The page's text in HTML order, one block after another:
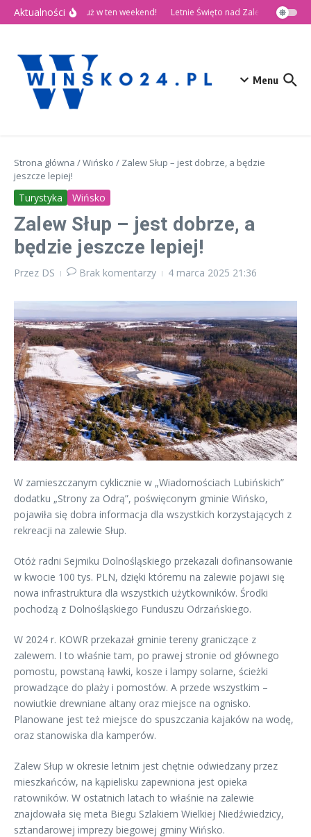
Przejdź do treści
Aktualności
🎉 Dni Wińska 2026 już w ten weekend! Letnie Święto nad Zalewem Słup
Menu
Strona główna /Wińsko / Zalew Słup – jest dobrze, a będzie
jeszcze lepiej!
Turystyka Wińsko
Zalew Słup – jest dobrze, a
będzie jeszcze lepiej!
Przez DS Brak komentarzy 4 marca 2025 21:36
W zamieszczanym cyklicznie w „Wiadomościach Lubińskich”
dodatku „Strony za Odrą”, poświęconym gminie Wińsko,
pojawiła się dobra informacja dla wszystkich korzystających z
rekreacji na zalewie Słup.
Otóż radni Sejmiku Dolnośląskiego przekazali dofinansowanie
w kwocie 100 tys. PLN, dzięki któremu na zalewie pojawi się
nowa infrastruktura dla wszystkich użytkowników. Środki
pochodzą z Dolnośląskiego Funduszu Odrzańskiego.
W 2024 r. KOWR przekazał gminie tereny graniczące z
zalewem. I to właśnie tam, po prawej stronie od głównego
pomostu, powstaną ławki, kosze i lampy solarne, ścieżki
prowadzące do plaży i pomostów. A przede wszystkim –
nowiutkie drewniane altany oraz miejsce na ognisko.
Planowane jest też miejsce do spuszczania kajaków na wodę,
oraz stanowiska dla kamperów.
Zalew Słup w okresie letnim jest chętnie odwiedzany przez
mieszkańców, na kąpielisku zapewniona jest opieka
ratowników. W ostatnich latach to właśnie na zalewie
znajdowała się meta Biegu Szlakiem Wielkiej Niedźwiedzicy,
sztandarowej imprezy biegowej gminy Wińsko.